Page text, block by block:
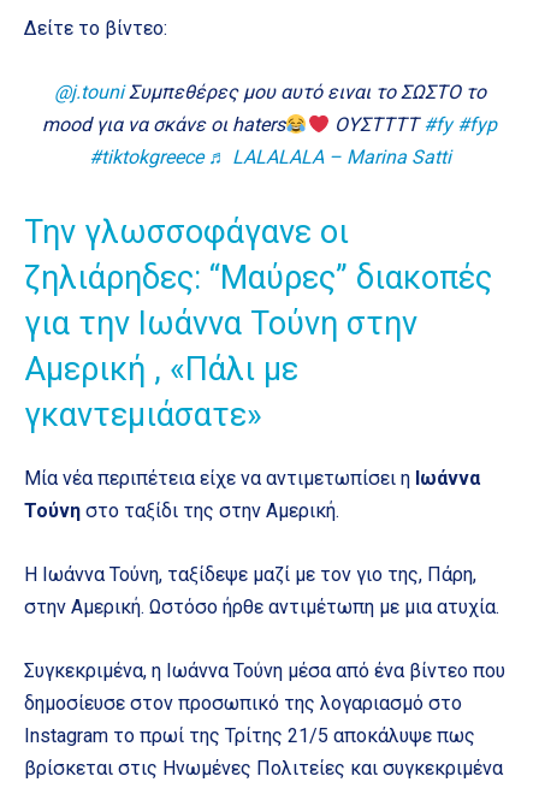
Δείτε το βίντεο:
@j.touniΣυμπεθέρες μου αυτό ειναι το ΣΩΣΤΟ το
mood για να σκάνε οι haters
ΟΥΣΤΤΤΤ#fy #fyp
#tiktokgreece ♬ LALALALA – Marina Satti
Την γλωσσοφάγανε οι
ζηλιάρηδες: “Μαύρες” διακοπές
για την Ιωάννα Τούνη στην
Αμερική , «Πάλι με
γκαντεμιάσατε»
Μία νέα περιπέτεια είχε να αντιμετωπίσει η Ιωάννα
Τούνη στο ταξίδι της στην Αμερική.
H Ιωάννα Τούνη, ταξίδεψε μαζί με τον γιο της, Πάρη,
στην Αμερική. Ωστόσο ήρθε αντιμέτωπη με μια ατυχία.
Συγκεκριμένα, η Ιωάννα Τούνη μέσα από ένα βίντεο που
δημοσίευσε στον προσωπικό της λογαριασμό στο
Instagram το πρωί της Τρίτης 21/5 αποκάλυψε πως
βρίσκεται στις Ηνωμένες Πολιτείες και συγκεκριμένα